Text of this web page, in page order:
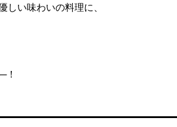
い味わいの料理に、
！